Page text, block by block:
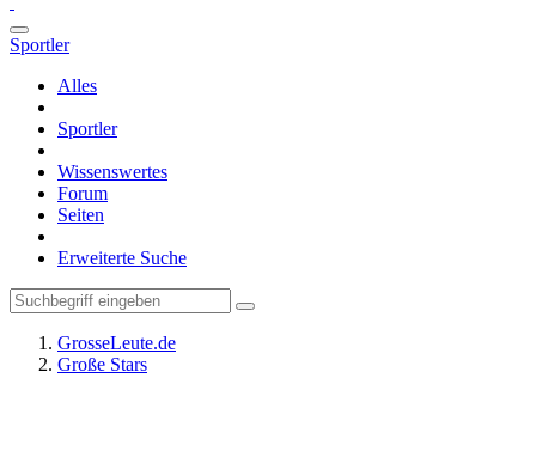
Sportler
Alles
Sportler
Wissenswertes
Forum
Seiten
Erweiterte Suche
GrosseLeute.de
Große Stars